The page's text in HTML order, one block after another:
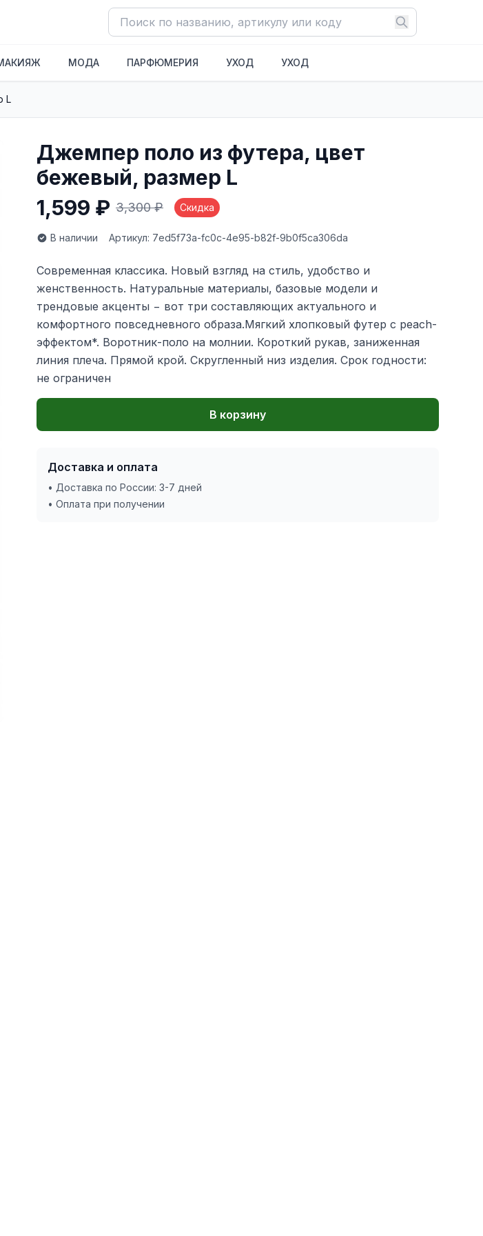
МОДА ПАРФЮМЕРИЯ УХОД УХОД
L
Джемпер поло из футера, цвет
бежевый, размер L
1,599 ₽ 3,300 ₽ Скидка
В наличии Артикул: 7ed5f73a-fc0c-4e95-b82f-9b0f5ca306da
Современная классика. Новый взгляд на стиль, удобство и
женственность. Натуральные материалы, базовые модели и
трендовые акценты − вот три составляющих актуального и
комфортного повседневного образа.Мягкий хлопковый футер с peach-
эффектом*. Воротник-поло на молнии. Короткий рукав, заниженная
линия плеча. Прямой крой. Скругленный низ изделия. Срок годности:
не ограничен
В корзину
Доставка и оплата
• Доставка по России: 3-7 дней
• Оплата при получении